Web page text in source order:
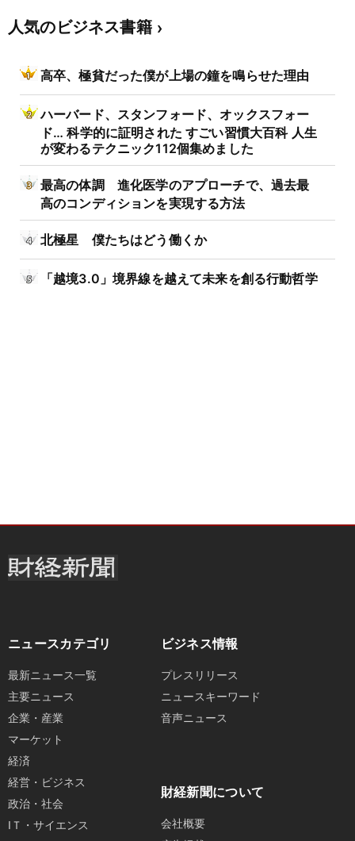
人気のビジネス書籍
高卒、極貧だった僕が上場の鐘を鳴らせた理由
ハーバード、スタンフォード、オックスフォー
ド… 科学的に証明された すごい習慣大百科 人生
が変わるテクニック112個集めました
最高の体調 進化医学のアプローチで、過去最
高のコンディションを実現する方法
北極星 僕たちはどう働くか
「越境3.0」境界線を越えて未来を創る行動哲学
ニュースカテゴリ
最新ニュース一覧
主要ニュース
企業・産業
マーケット
経済
経営・ビジネス
政治・社会
IＴ・サイエンス
ビジネス情報
プレスリリース
ニュースキーワード
音声ニュース
財経新聞について
会社概要